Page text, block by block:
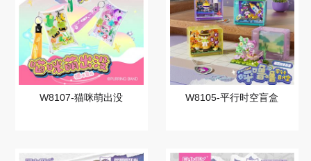
W8107-猫咪萌出没 W8105-平行时空盲盒